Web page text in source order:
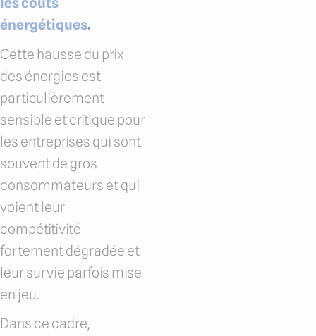
énergétiques.
Cette hausse du prix
des énergies est
particulièrement
sensible et critique pour
les entreprises qui sont
souvent de gros
consommateurs et qui
voient leur
compétitivité
fortement dégradée et
leur survie parfois mise
en jeu.
Dans ce cadre,